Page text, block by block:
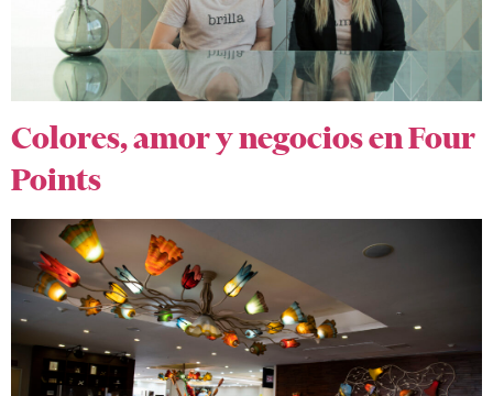
Colores, amor y negocios en Four
Points